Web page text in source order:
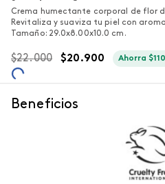
Crema humectante corporal de flor
Revitaliza y suaviza tu piel con
Tamaño: 29.0x8.00x10.0 cm.
$22.000 $20.900 Ahorra$
Beneficios